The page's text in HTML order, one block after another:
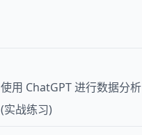
使用 ChatGPT 进行数据分析
(实战练习)